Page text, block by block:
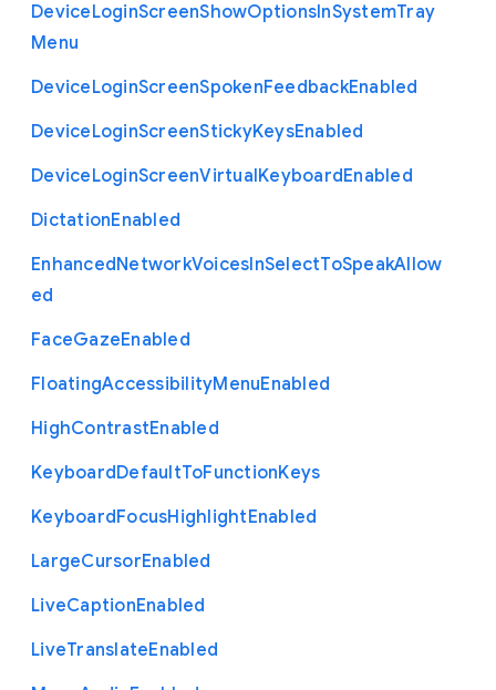
DeviceLoginScreenShowOptionsInSystemTray
Menu
DeviceLoginScreenSpokenFeedbackEnabled
DeviceLoginScreenStickyKeysEnabled
DeviceLoginScreenVirtualKeyboardEnabled
DictationEnabled
EnhancedNetworkVoicesInSelectToSpeakAllow
ed
FaceGazeEnabled
FloatingAccessibilityMenuEnabled
HighContrastEnabled
KeyboardDefaultToFunctionKeys
KeyboardFocusHighlightEnabled
LargeCursorEnabled
LiveCaptionEnabled
LiveTranslateEnabled